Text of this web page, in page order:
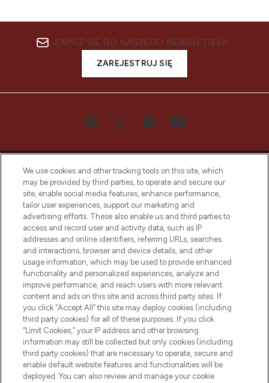
ZAPISZ SIĘ DO NASZEGO NEWSLETTERA
ZAREJESTRUJ SIĘ
Bądź pierwszą osobą, która dowie się o
najnowszych produktach, od niszowych i
uznanych marek, sezonowych trendach i
otrzyma ekskluzywne artykuły redakcyjne
z Sunday Supplement.
Zgoda na pliki cookie
Do Not Sell or Share My Personal
Information
POMOC & INFORMACJE
WAŻNE INFORMACJE
We use cookies and other tracking tools on this site, which
may be provided by third parties, to operate and secure our
site, enable social media features, enhance performance,
tailor user experiences, support our marketing and
advertising efforts. These also enable us and third parties to
access and record user and activity data, such as IP
addresses and online identifiers, referring URLs, searches
and interactions, browser and device details, and other
usage information, which may be used to provide enhanced
functionality and personalized experiences, analyze and
improve performance, and reach users with more relevant
content and ads on this site and across third party sites. If
you click “Accept All” this site may deploy cookies (including
third party cookies) for all of these purposes. If you click
“Limit Cookies,” your IP address and other browsing
information may still be collected but only cookies (including
third party cookies) that are necessary to operate, secure and
enable default website features and functionalities will be
deployed. You can also review and manage your cookie